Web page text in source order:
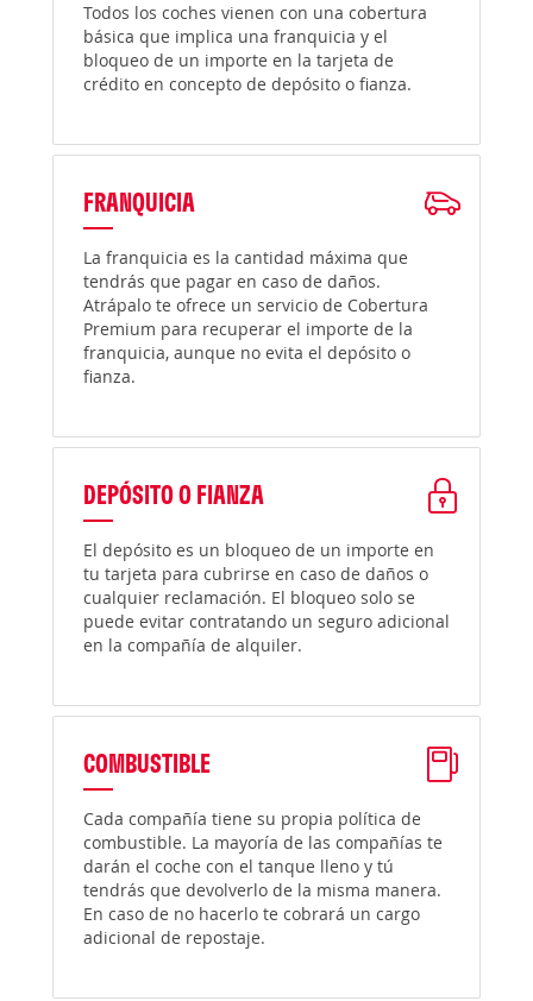
Todos los coches vienen con una cobertura
básica que implica una franquicia y el
bloqueo de un importe en la tarjeta de
crédito en concepto de depósito o fianza.
FRANQUICIA
La franquicia es la cantidad máxima que
tendrás que pagar en caso de daños.
Atrápalo te ofrece un servicio de Cobertura
Premium para recuperar el importe de la
franquicia, aunque no evita el depósito o
fianza.
DEPÓSITO O FIANZA
El depósito es un bloqueo de un importe en
tu tarjeta para cubrirse en caso de daños o
cualquier reclamación. El bloqueo solo se
puede evitar contratando un seguro adicional
en la compañía de alquiler.
COMBUSTIBLE
Cada compañía tiene su propia política de
combustible. La mayoría de las compañías te
darán el coche con el tanque lleno y tú
tendrás que devolverlo de la misma manera.
En caso de no hacerlo te cobrará un cargo
adicional de repostaje.